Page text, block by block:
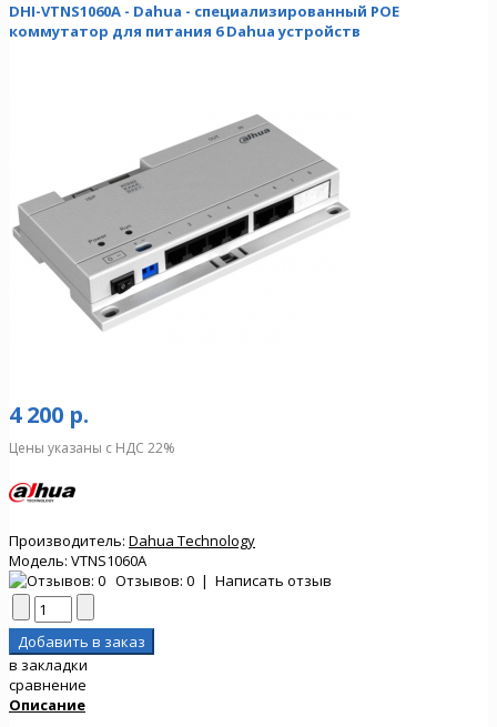
DHI-VTNS1060A - Dahua - специализированный POE
коммутатор для питания 6 Dahua устройств
4 200 р.
Цены указаны с НДС 22%
Производитель: Dahua Technology
Модель: VTNS1060A
Отзывов: 0 | Написать отзыв
в закладки
сравнение
Описание